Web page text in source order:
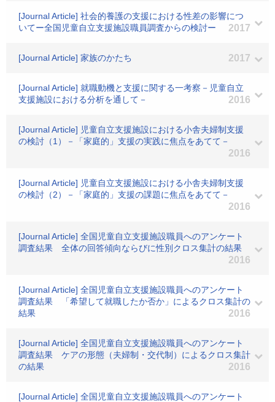
[Journal Article] 社会的養護の支援における性差の影響につ
いてー全国児童自立支援施設職員調査からの検討ー
2017
[Journal Article] 家族のかたち 2017
[Journal Article] 就職動機と支援に関する一考察－児童自立
支援施設における分析を通して－
2016
[Journal Article] 児童自立支援施設における小舎夫婦制支援
の検討（1）－「家庭的」支援の実践に焦点をあてて－
2016
[Journal Article] 児童自立支援施設における小舎夫婦制支援
の検討（2）－「家庭的」支援の課題に焦点をあてて－
2016
[Journal Article] 全国児童自立支援施設職員へのアンケート
調査結果 全体の回答傾向ならびに性別クロス集計の結果
2016
[Journal Article] 全国児童自立支援施設職員へのアンケート
調査結果 「希望して就職したか否か」によるクロス集計の
結果
2016
[Journal Article] 全国児童自立支援施設職員へのアンケート
調査結果 ケアの形態（夫婦制・交代制）によるクロス集計
の結果
2016
[Journal Article] 全国児童自立支援施設職員へのアンケート